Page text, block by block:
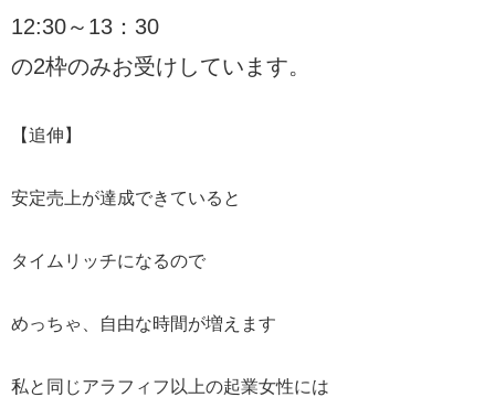
12:30～13：30
の2枠のみお受けしています。
【追伸】
安定売上が達成できていると
タイムリッチになるので
めっちゃ、自由な時間が増えます
私と同じアラフィフ以上の起業女性には